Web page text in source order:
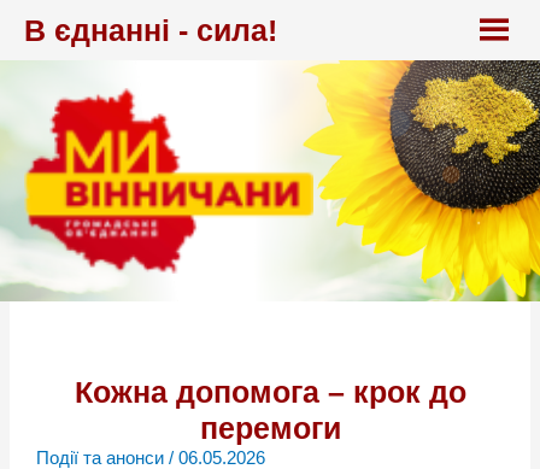
В єднанні - сила!
Кожна допомога – крок до
перемоги
Події та анонси/ 06.05.2026